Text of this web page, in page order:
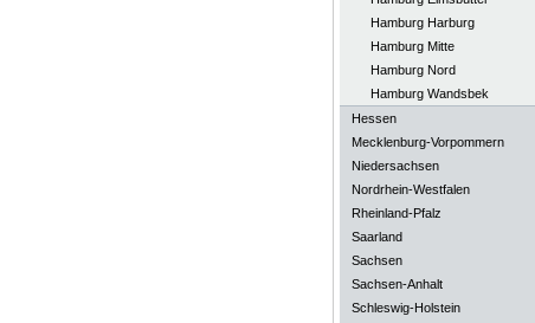
Hamburg Harburg
Hamburg Mitte
Hamburg Nord
Hamburg Wandsbek
Hessen
Mecklenburg-Vorpommern
Niedersachsen
Nordrhein-Westfalen
Rheinland-Pfalz
Saarland
Sachsen
Sachsen-Anhalt
Schleswig-Holstein